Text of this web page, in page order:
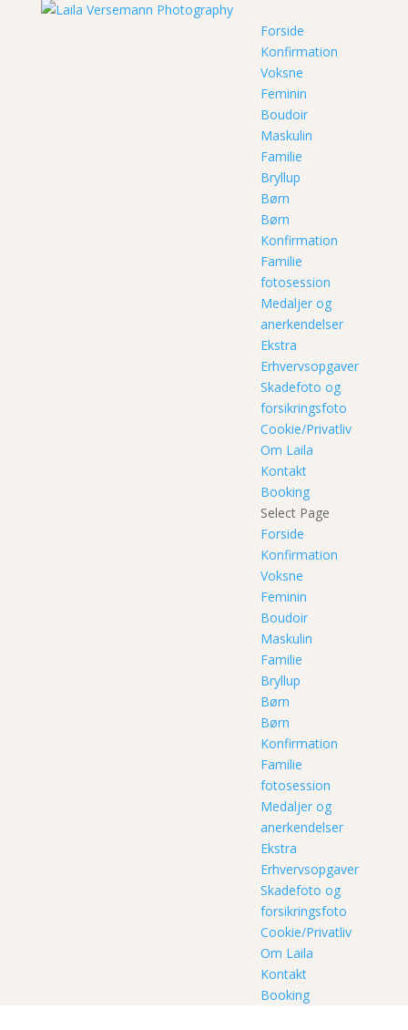
Forside
Konfirmation
Voksne
Feminin
Boudoir
Maskulin
Familie
Bryllup
Børn
Børn
Konfirmation
Familie
fotosession
Medaljer og
anerkendelser
Ekstra
Erhvervsopgaver
Skadefoto og
forsikringsfoto
Cookie/Privatliv
Om Laila
Kontakt
Booking
Select Page
Forside
Konfirmation
Voksne
Feminin
Boudoir
Maskulin
Familie
Bryllup
Børn
Børn
Konfirmation
Familie
fotosession
Medaljer og
anerkendelser
Ekstra
Erhvervsopgaver
Skadefoto og
forsikringsfoto
Cookie/Privatliv
Om Laila
Kontakt
Booking